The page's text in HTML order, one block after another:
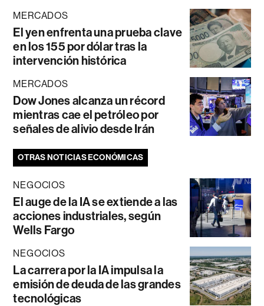
MERCADOS
El yen enfrenta una prueba clave
en los 155 por dólar tras la
intervención histórica
MERCADOS
Dow Jones alcanza un récord
mientras cae el petróleo por
señales de alivio desde Irán
OTRAS NOTICIAS ECONÓMICAS
NEGOCIOS
El auge de la IA se extiende a las
acciones industriales, según
Wells Fargo
NEGOCIOS
La carrera por la IA impulsa la
emisión de deuda de las grandes
tecnológicas